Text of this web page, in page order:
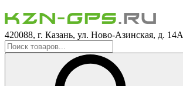
420088, г. Казань, ул. Ново-Азинская, д. 14А